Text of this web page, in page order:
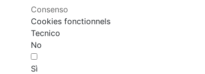
Consenso
Cookies fonctionnels
Tecnico
No
Sì